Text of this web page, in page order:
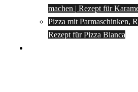
machen | Rezept für
Pizza mit Parmaschinken,
Rezept für Pizza Bianca